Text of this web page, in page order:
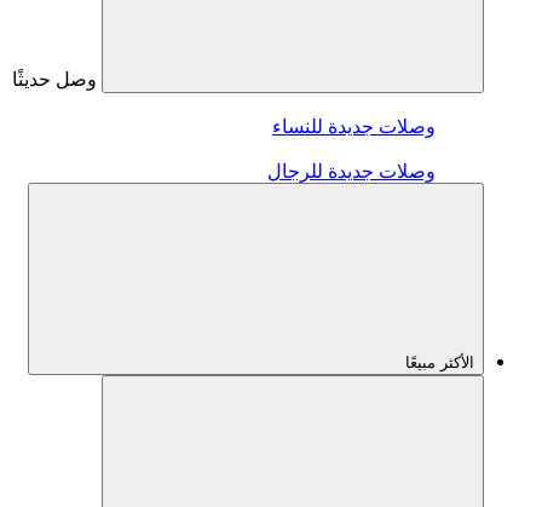
وصل حديثًا
وصلات جديدة للنساء
وصلات جديدة للرجال
الأكثر مبيعًا